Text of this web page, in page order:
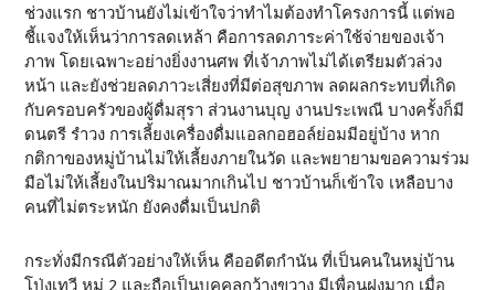
ช่วงแรก ชาวบ้านยังไม่เข้าใจว่าทำไมต้องทำโครงการนี้ แต่พอ
ชี้แจงให้เห็นว่าการลดเหล้า คือการลดภาระค่าใช้จ่ายของเจ้า
ภาพ โดยเฉพาะอย่างยิ่งงานศพ ที่เจ้าภาพไม่ได้เตรียมตัวล่วง
หน้า และยังช่วยลดภาวะเสี่ยงที่มีต่อสุขภาพ ลดผลกระทบที่เกิด
กับครอบครัวของผู้ดื่มสุรา ส่วนงานบุญ งานประเพณี บางครั้งก็มี
ดนตรี รำวง การเลี้ยงเครื่องดื่มแอลกอฮอล์ย่อมมีอยู่บ้าง หาก
กติกาของหมู่บ้านไม่ให้เลี้ยงภายในวัด และพยายามขอความร่วม
มือไม่ให้เลี้ยงในปริมาณมากเกินไป ชาวบ้านก็เข้าใจ เหลือบาง
คนที่ไม่ตระหนัก ยังคงดื่มเป็นปกติ
กระทั่งมีกรณีตัวอย่างให้เห็น คืออดีตกำนัน ที่เป็นคนในหมู่บ้าน
โป่งเทวี หมู่ 2 และถือเป็นบุคคลกว้างขวาง มีเพื่อนฝูงมาก เมื่อ